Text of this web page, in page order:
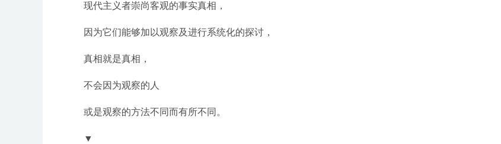
现代主义者崇尚客观的事实真相，
因为它们能够加以观察及进行系统化的探讨，
真相就是真相，
不会因为观察的人
或是观察的方法不同而有所不同。
▼